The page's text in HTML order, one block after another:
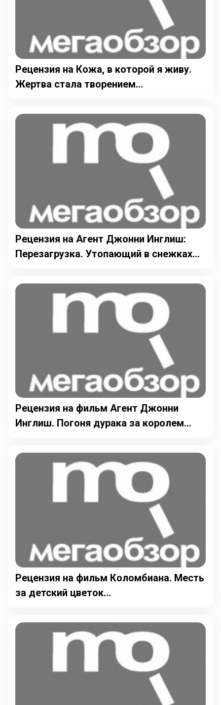
Рецензия на Кожа, в которой я живу.
Жертва стала творением...
Рецензия на Агент Джонни Инглиш:
Перезагрузка. Утопающий в снежках...
Рецензия на фильм Агент Джонни
Инглиш. Погоня дурака за королем...
Рецензия на фильм Коломбиана. Месть
за детский цветок...